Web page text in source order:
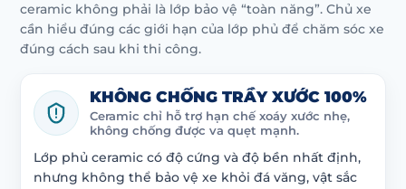
ceramic không phải là lớp bảo vệ “toàn năng”. Chủ xe
cần hiểu đúng các giới hạn của lớp phủ để chăm sóc xe
đúng cách sau khi thi công.
KHÔNG CHỐNG TRẦY XƯỚC 100%
Ceramic chỉ hỗ trợ hạn chế xoáy xước nhẹ,
không chống được va quẹt mạnh.
Lớp phủ ceramic có độ cứng và độ bền nhất định,
nhưng không thể bảo vệ xe khỏi đá văng, vật sắc